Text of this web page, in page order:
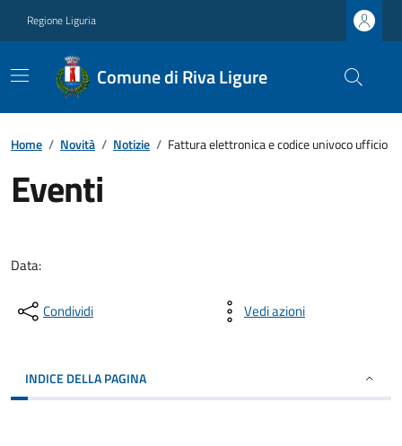
Regione Liguria
Comune di Riva Ligure
Home / Novità / Notizie / Fattura elettronica e codice univoco ufficio
Eventi
Data:
Condividi Vedi azioni
INDICE DELLA PAGINA